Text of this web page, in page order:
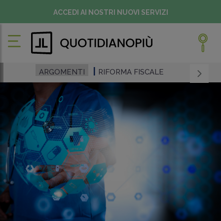
ACCEDI AI NOSTRI NUOVI SERVIZI
ARGOMENTI RIFORMA FISCALE